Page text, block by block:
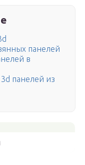
панелей
в
панелей из